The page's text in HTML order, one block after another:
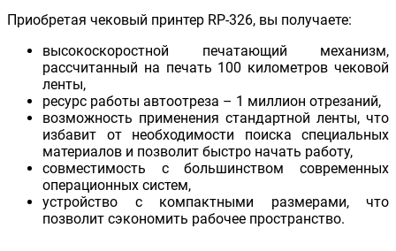
Приобретая чековый принтер RP-326, вы получаете:
высокоскоростной печатающий механизм,
рассчитанный на печать 100 километров чековой
ленты,
ресурс работы автоотреза – 1 миллион отрезаний,
возможность применения стандартной ленты, что
избавит от необходимости поиска специальных
материалов и позволит быстро начать работу,
совместимость с большинством современных
операционных систем,
устройство с компактными размерами, что
позволит сэкономить рабочее пространство.